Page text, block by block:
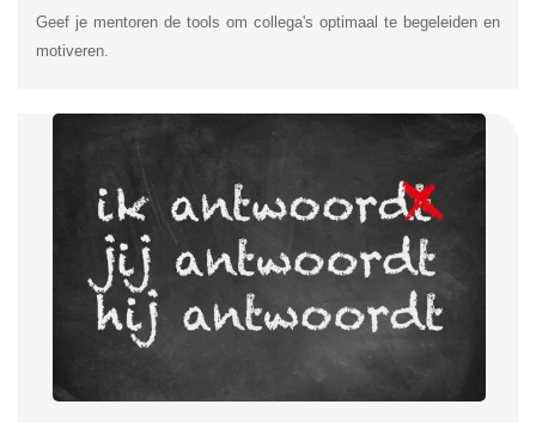
Geef je mentoren de tools om collega's optimaal te begeleiden en
motiveren.